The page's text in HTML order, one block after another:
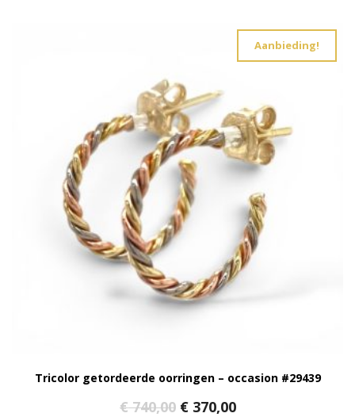
Aanbieding!
Tricolor getordeerde oorringen – occasion #29439
€740,00 Oorspronkelijke
€370,00Huidige